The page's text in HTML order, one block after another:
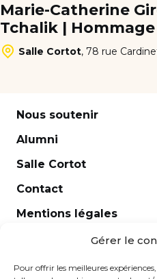
Gérer le
Pour offrir les meilleures
Marie-Catherine
Tchalik |
Salle Cortot, 78 rue
Nous soutenir
Alumni
Salle Cortot
Contact
Mentions légales